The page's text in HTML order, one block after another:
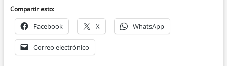
Compartir esto:
Facebook X WhatsApp
Correo electrónico